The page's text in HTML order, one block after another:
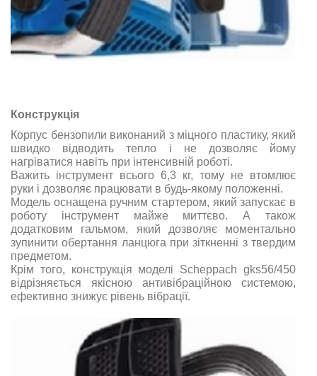
Конструкція
Корпус бензопили виконаний з міцного пластику, який
швидко відводить тепло і не дозволяє йому
нагріватися навіть при інтенсивній роботі.
Важить інструмент всього 6,3 кг, тому не втомлює
руки і дозволяє працювати в будь-якому положенні.
Модель оснащена ручним стартером, який запускає в
роботу інструмент майже миттєво. А також
додатковим гальмом, який дозволяє моментально
зупинити обертання ланцюга при зіткненні з твердим
предметом.
Крім того, конструкція моделі Scheppach gks56/450
відрізняється якісною антивібраційною системою,
ефективно знижує рівень вібрації.